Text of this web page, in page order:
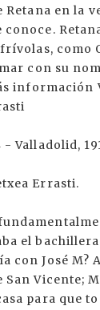
Retana en la
conoce.
como
con su
información
Valladolid,
Errasti.
el
con José M?
Vicente;
para que